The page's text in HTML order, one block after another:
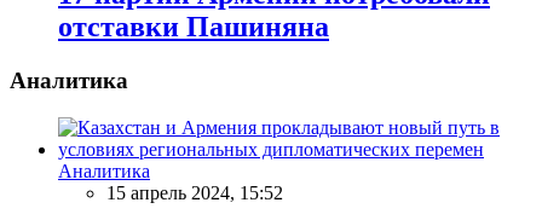
отставки Пашиняна
Аналитика
Аналитика
15 апрель 2024, 15:52